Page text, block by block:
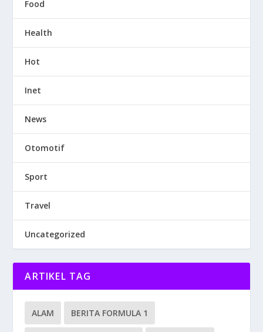
Food
Health
Hot
Inet
News
Otomotif
Sport
Travel
Uncategorized
ARTIKEL TAG
ALAM BERITA FORMULA 1